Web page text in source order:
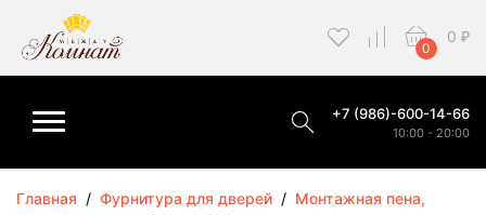
0
0 ₽
+7 (986)-600-14-66
10:00 - 20:00
Главная / Фурнитура для дверей / Монтажная пена,